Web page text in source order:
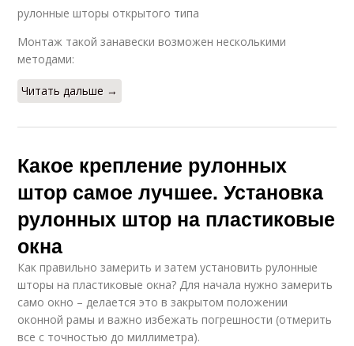
рулонные шторы открытого типа
Монтаж такой занавески возможен несколькими
методами:
Читать дальше →
Какое крепление рулонных
штор самое лучшее. Установка
рулонных штор на пластиковые
окна
Как правильно замерить и затем установить рулонные
шторы на пластиковые окна? Для начала нужно замерить
само окно – делается это в закрытом положении
оконной рамы и важно избежать погрешности (отмерить
все с точностью до миллиметра).